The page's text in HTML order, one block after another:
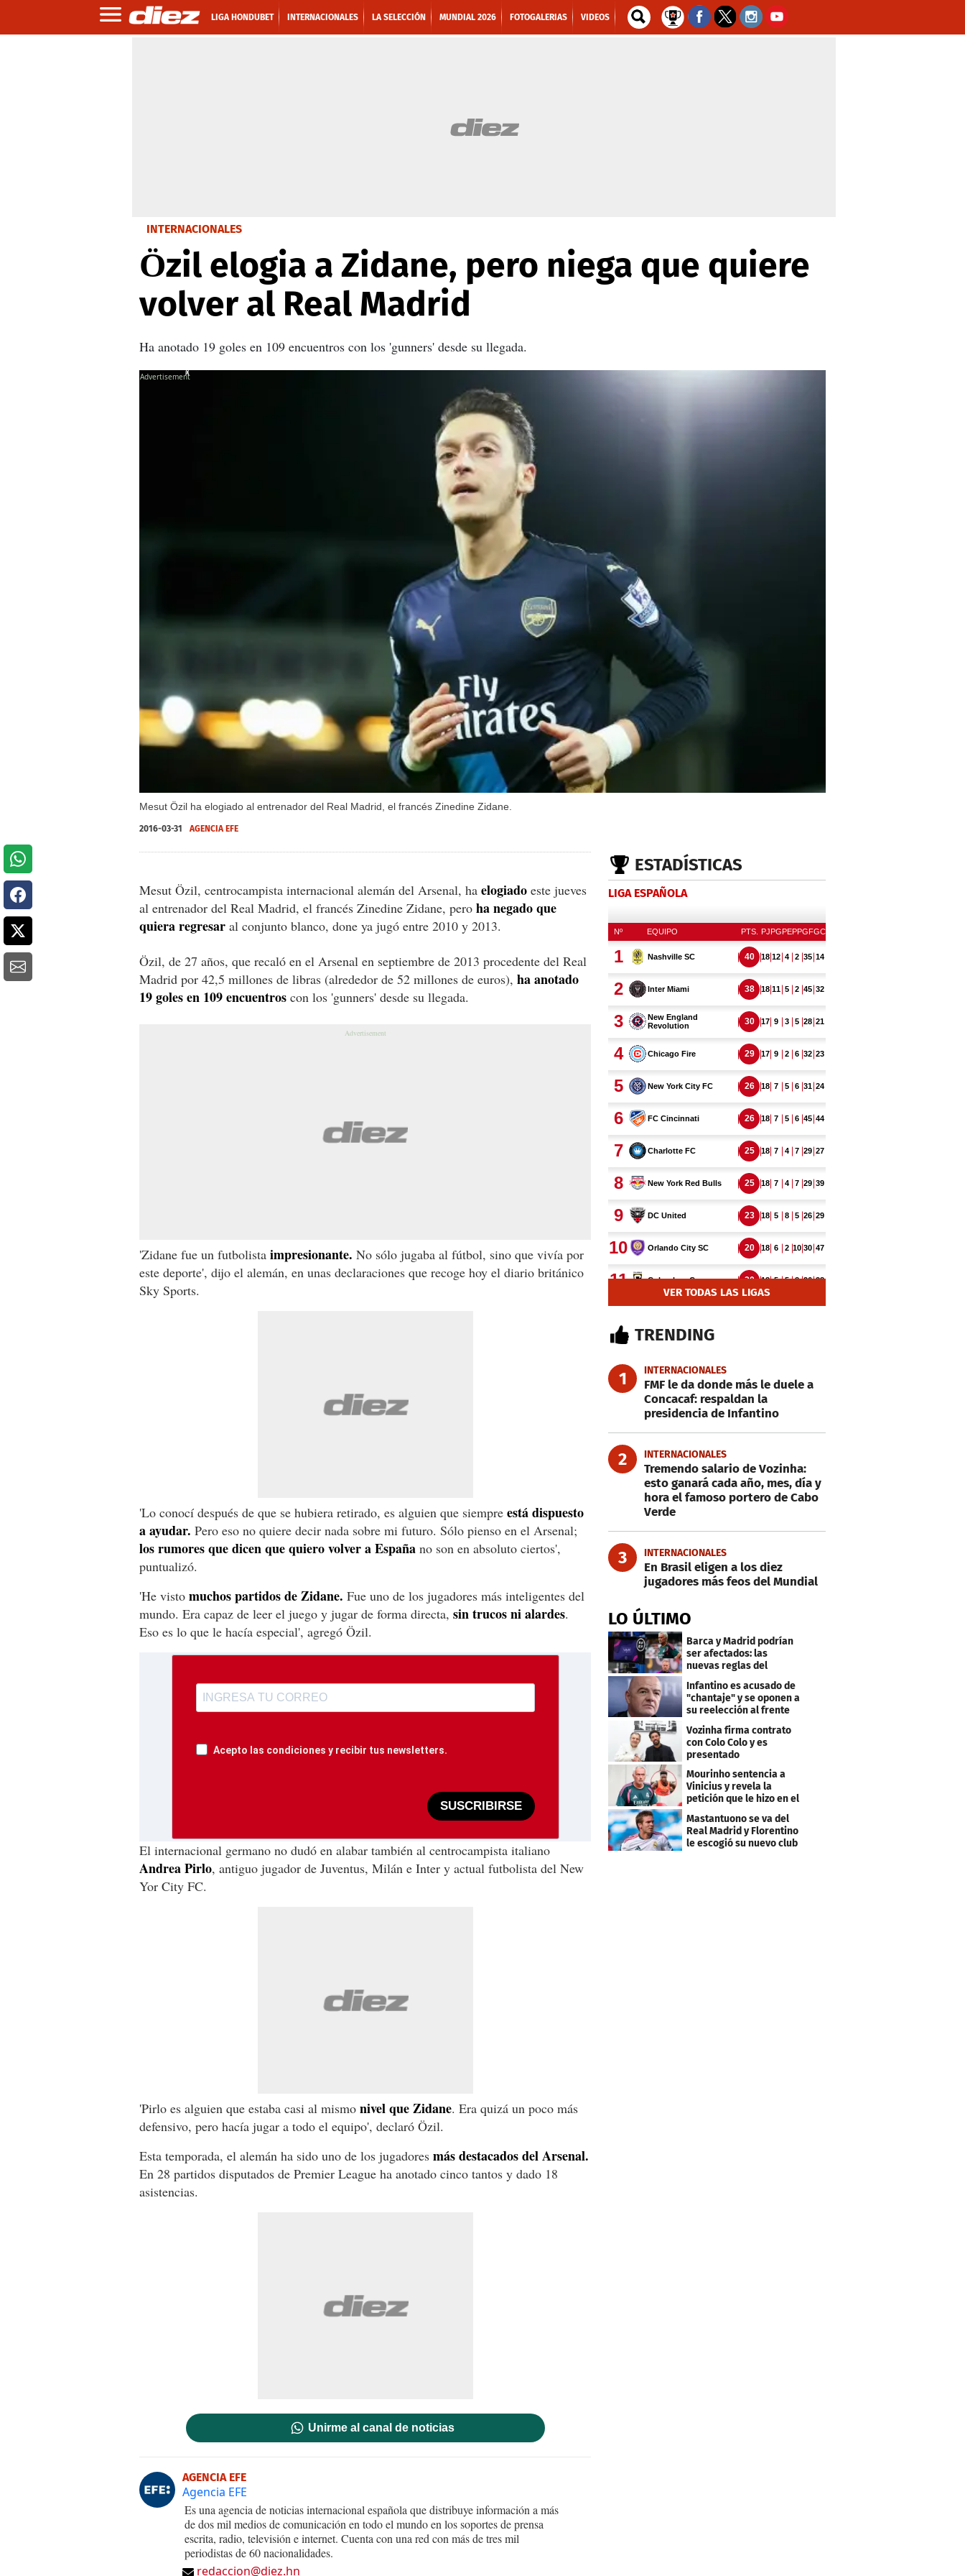
LIGA HONDUBET INTERNACIONALES LA SELECCIÓN MUNDIAL 2026 FOTOGALERIAS VIDEOS
INTERNACIONALES
Özil elogia a Zidane, pero niega que quiere
volver al Real Madrid
Ha anotado 19 goles en 109 encuentros con los 'gunners' desde su llegada.
Mesut Özil ha elogiado al entrenador del Real Madrid, el francés Zinedine Zidane.
X
2016-03-31 AGENCIA EFE
Mesut Özil, centrocampista internacional alemán del Arsenal, ha elogiado este jueves
al entrenador del Real Madrid, el francés Zinedine Zidane, pero ha negado que
quiera regresar al conjunto blanco, done ya jugó entre 2010 y 2013.
Özil, de 27 años, que recaló en el Arsenal en septiembre de 2013 procedente del Real
Madrid por 42,5 millones de libras (alrededor de 52 millones de euros), ha anotado
19 goles en 109 encuentros con los 'gunners' desde su llegada.
'Zidane fue un futbolista impresionante. No sólo jugaba al fútbol, sino que vivía por
este deporte', dijo el alemán, en unas declaraciones que recoge hoy el diario británico
Sky Sports.
'Lo conocí después de que se hubiera retirado, es alguien que siempre está dispuesto
a ayudar. Pero eso no quiere decir nada sobre mi futuro. Sólo pienso en el Arsenal;
los rumores que dicen que quiero volver a España no son en absoluto ciertos',
puntualizó.
'He visto muchos partidos de Zidane. Fue uno de los jugadores más inteligentes del
mundo. Era capaz de leer el juego y jugar de forma directa, sin trucos ni alardes.
Eso es lo que le hacía especial', agregó Özil.
Acepto las condiciones y recibir tus newsletters.
SUSCRIBIRSE
El internacional germano no dudó en alabar también al centrocampista italiano
Andrea Pirlo, antiguo jugador de Juventus, Milán e Inter y actual futbolista del New
Yor City FC.
'Pirlo es alguien que estaba casi al mismo nivel que Zidane. Era quizá un poco más
defensivo, pero hacía jugar a todo el equipo', declaró Özil.
Esta temporada, el alemán ha sido uno de los jugadores más destacados del Arsenal.
En 28 partidos disputados de Premier League ha anotado cinco tantos y dado 18
asistencias.
Unirme al canal de noticias
AGENCIA EFE
Agencia EFE
Es una agencia de noticias internacional española que distribuye información a más
de dos mil medios de comunicación en todo el mundo en los soportes de prensa
escrita, radio, televisión e internet. Cuenta con una red con más de tres mil
periodistas de 60 nacionalidades.
redaccion@diez.hn
ESTADÍSTICAS
LIGA ESPAÑOLA
VER TODAS LAS LIGAS
TRENDING
1 INTERNACIONALES
FMF le da donde más le duele a
Concacaf: respaldan la
presidencia de Infantino
2 INTERNACIONALES
Tremendo salario de Vozinha:
esto ganará cada año, mes, día y
hora el famoso portero de Cabo
Verde
3 INTERNACIONALES
En Brasil eligen a los diez
jugadores más feos del Mundial
LO ÚLTIMO
Barca y Madrid podrían
ser afectados: las
nuevas reglas del
arbitraje en LaLiga
Infantino es acusado de
"chantaje" y se oponen a
su reelección al frente
de la FIFA
Vozinha firma contrato
con Colo Colo y es
presentado
oficialmente: su salario
Mourinho sentencia a
Vinicius y revela la
petición que le hizo en el
Mastantuono se va del
Real Madrid y Florentino
le escogió su nuevo club